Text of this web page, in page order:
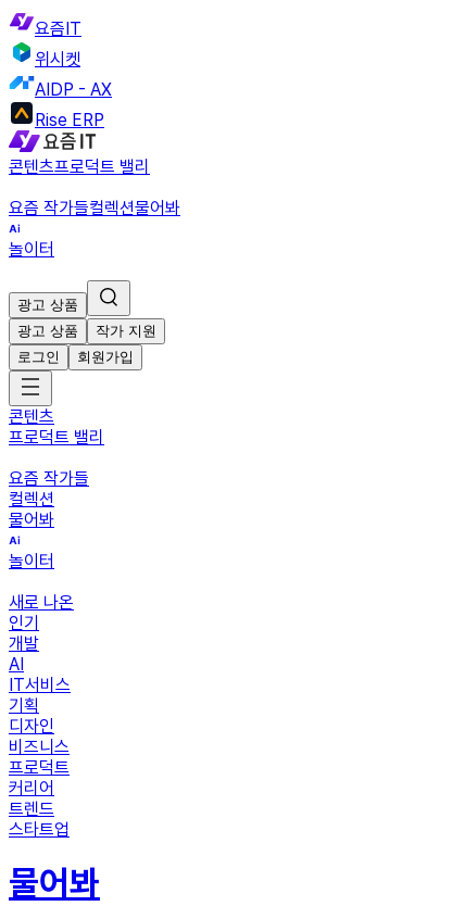
요즘IT
위시켓
AIDP - AX
Rise ERP
콘텐츠프로덕트 밸리
요즘 작가들컬렉션물어봐
놀이터
광고 상품
광고 상품
작가 지원
로그인
회원가입
콘텐츠
프로덕트 밸리
요즘 작가들
컬렉션
물어봐
놀이터
새로 나온
인기
개발
AI
IT서비스
기획
디자인
비즈니스
프로덕트
커리어
트렌드
스타트업
물어봐